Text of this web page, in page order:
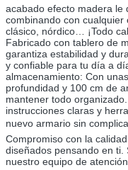
acabado efecto madera le
combinando con cualquier
clásico, nórdico… ¡Todo
Fabricado con tablero de
garantiza estabilidad y
y confiable para tu día a
almacenamiento: Con
profundidad y 100 cm de
mantener todo
instrucciones claras y
nuevo armario sin
Compromiso con la
diseñados pensando en ti.
nuestro equipo de